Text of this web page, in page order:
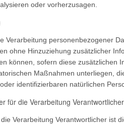
oder vorherzusagen.
Verarbeitung personenbezogener
ohne Hinzuziehung zusätzlicher
können, sofern diese zusätzlichen
Maßnahmen unterliegen,
identifizierbaren natürlichen
für die Verarbeitung Verantwortlicher
Verarbeitung Verantwortlicher ist